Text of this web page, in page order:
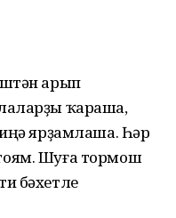
арып
ҡараша,
ярҙамлаша. Һәр
Шуға тормош
бәхетле